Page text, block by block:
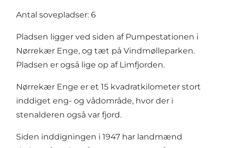
Antal sovepladser: 6
Pladsen ligger ved siden af Pumpestationen i
Nørrekær Enge, og tæt på Vindmølleparken.
Pladsen er også lige op af Limfjorden.
Nørrekær Enge er et 15 kvadratkilometer stort
inddiget eng- og vådområde, hvor der i
stenalderen også var fjord.
Siden inddigningen i 1947 har landmænd